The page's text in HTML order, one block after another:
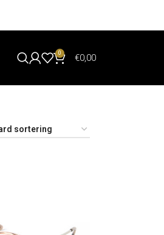
0 €0,00